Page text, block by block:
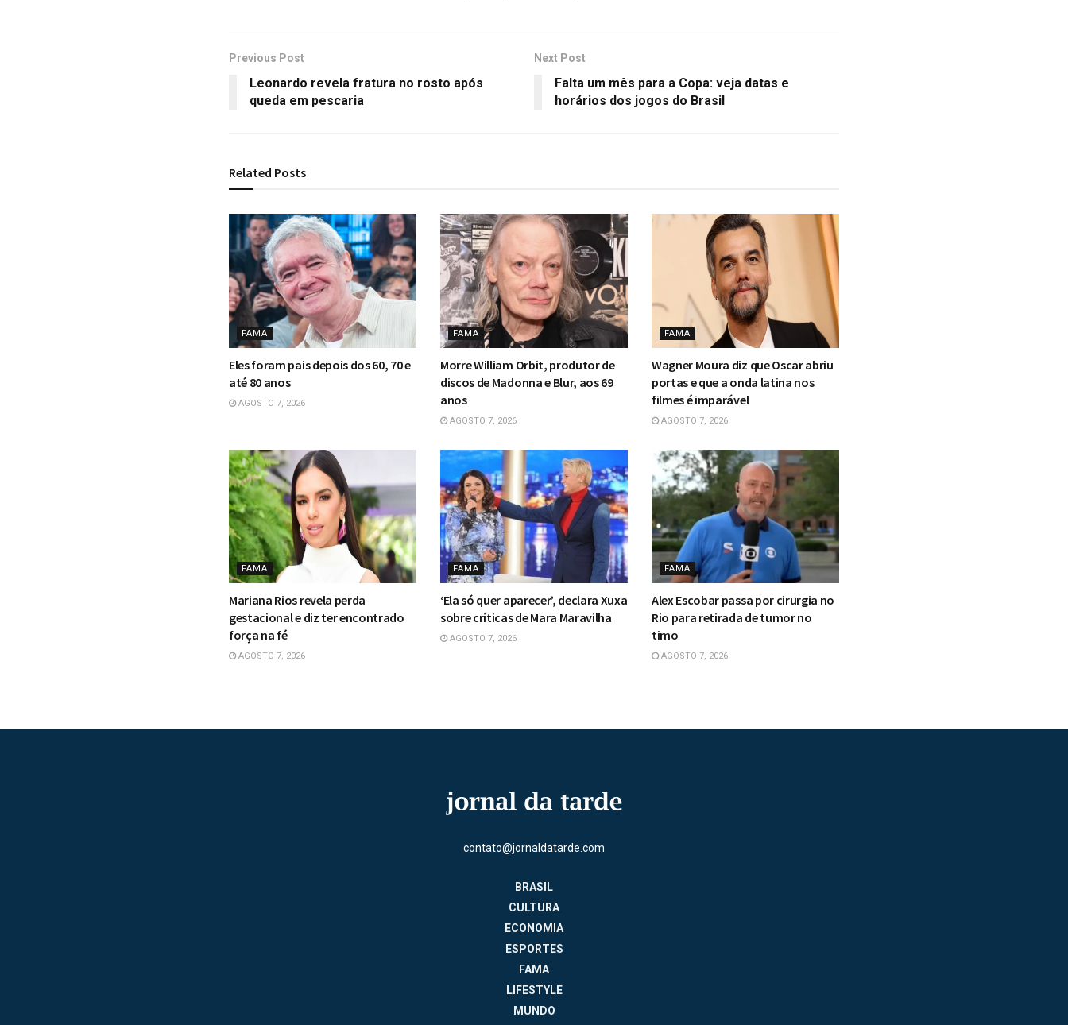
Previous Post
Leonardo revela fratura no rosto após
queda em pescaria
Next Post
Falta um mês para a Copa: veja datas e
horários dos jogos do Brasil
Related Posts
FAMA
Eles foram pais depois dos 60, 70 e
até 80 anos
AGOSTO 7, 2026
FAMA
Morre William Orbit, produtor de
discos de Madonna e Blur, aos 69
anos
AGOSTO 7, 2026
FAMA
Wagner Moura diz que Oscar abriu
portas e que a onda latina nos
filmes é imparável
AGOSTO 7, 2026
FAMA
Mariana Rios revela perda
gestacional e diz ter encontrado
força na fé
AGOSTO 7, 2026
FAMA
‘Ela só quer aparecer’, declara Xuxa
sobre críticas de Mara Maravilha
AGOSTO 7, 2026
FAMA
Alex Escobar passa por cirurgia no
Rio para retirada de tumor no
timo
AGOSTO 7, 2026
contato@jornaldatarde.com
BRASIL
CULTURA
ECONOMIA
ESPORTES
FAMA
LIFESTYLE
MUNDO